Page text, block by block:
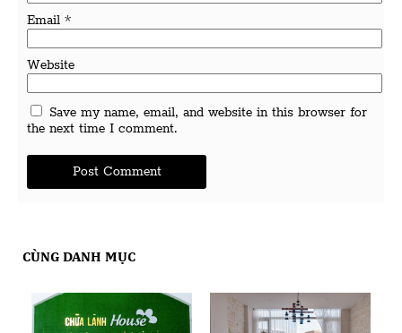
Email *
Website
Save my name, email, and website in this browser for
the next time I comment.
CÙNG DANH MỤC